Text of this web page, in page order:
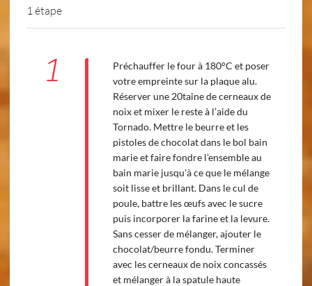
1 étape
1
Préchauffer le four à 180°C et poser
votre empreinte sur la plaque alu.
Réserver une 20taine de cerneaux de
noix et mixer le reste à l’aide du
Tornado. Mettre le beurre et les
pistoles de chocolat dans le bol bain
marie et faire fondre l’ensemble au
bain marie jusqu’à ce que le mélange
soit lisse et brillant. Dans le cul de
poule, battre les œufs avec le sucre
puis incorporer la farine et la levure.
Sans cesser de mélanger, ajouter le
chocolat/beurre fondu. Terminer
avec les cerneaux de noix concassés
et mélanger à la spatule haute